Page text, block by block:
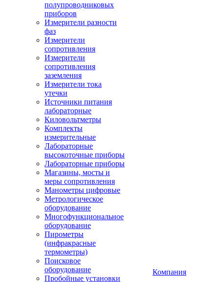
полупроводниковых
приборов
Измерители разности
фаз
Измерители
сопротивления
Измерители
сопротивления
заземления
Измерители тока
утечки
Источники питания
лабораторные
Киловольтметры
Комплекты
измерительные
Лабораторные
высокоточные приборы
Лабораторные приборы
Магазины, мосты и
меры сопротивления
Манометры цифровые
Метрологическое
оборудование
Многофункциональное
оборудование
Пирометры
(инфракрасные
термометры)
Поисковое
оборудование
Пробойные установки
Компания